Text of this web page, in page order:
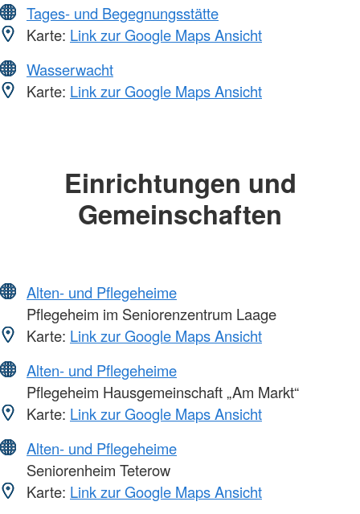
Tages- und Begegnungsstätte
Karte: Link zur Google Maps Ansicht
Wasserwacht
Karte: Link zur Google Maps Ansicht
Einrichtungen und
Gemeinschaften
Alten- und Pflegeheime
Pflegeheim im Seniorenzentrum Laage
Karte: Link zur Google Maps Ansicht
Alten- und Pflegeheime
Pflegeheim Hausgemeinschaft „Am Markt“
Karte: Link zur Google Maps Ansicht
Alten- und Pflegeheime
Seniorenheim Teterow
Karte: Link zur Google Maps Ansicht